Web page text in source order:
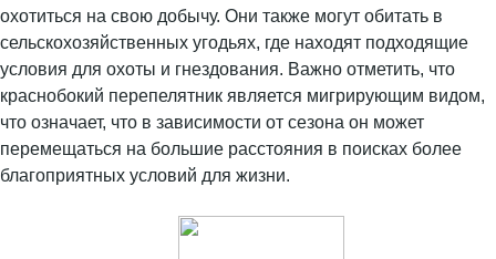
охотиться на свою добычу. Они также могут обитать в
сельскохозяйственных угодьях, где находят подходящие
условия для охоты и гнездования. Важно отметить, что
краснобокий перепелятник является мигрирующим видом,
что означает, что в зависимости от сезона он может
перемещаться на большие расстояния в поисках более
благоприятных условий для жизни.